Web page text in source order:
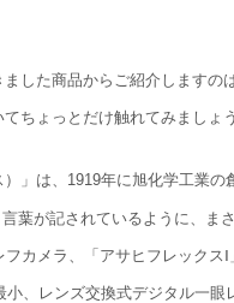
した商品からご紹介しますの
ちょっとだけ触れてみましょ
」は、1919年に旭化学工業の
言葉が記されているように、
フカメラ、「アサヒフレック
小、レンズ交換式デジタル